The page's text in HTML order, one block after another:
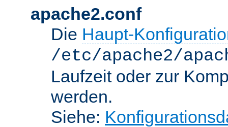
apache2.conf
Die Haupt-
/etc/apache2/
Laufzeit oder zur
werden.
Siehe: